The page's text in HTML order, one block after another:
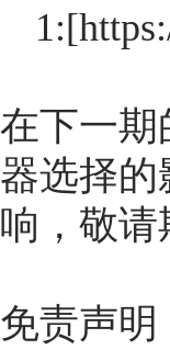
在下一期
器选择
响，敬请
免责声